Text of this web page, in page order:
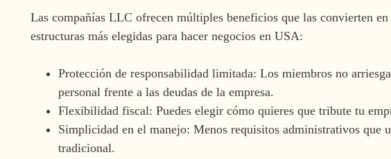
Las compañías LLC ofrecen múltiples beneficios que las convierten en
estructuras más elegidas para hacer negocios en USA:
Protección de responsabilidad limitada: Los miembros no
personal frente a las deudas de la empresa.
Flexibilidad fiscal: Puedes elegir cómo quieres que tribute tu
Simplicidad en el manejo: Menos requisitos administrativos que
tradicional.